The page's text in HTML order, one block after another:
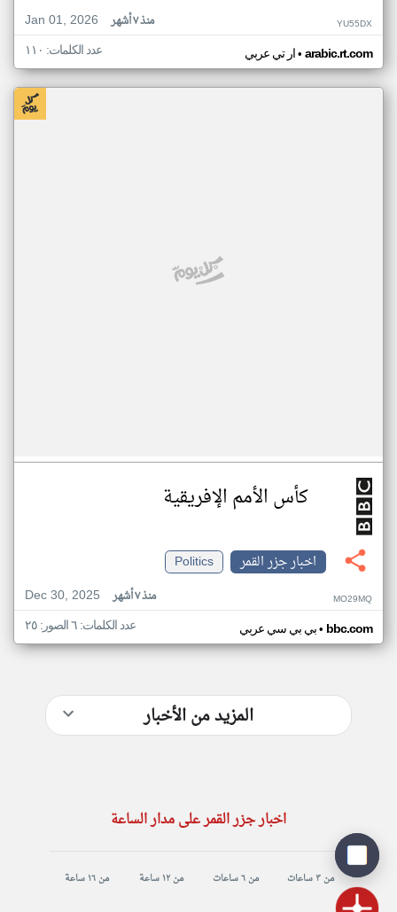
Jan 01, 2026
منذ ٧ أشهر YU55DX
ار تي عربي• arabic.rt.com عدد الكلمات: ١١٠
كأس الأمم الإفريقية
اخبار جزر القمر
Politics
Dec 30, 2025
منذ ٧ أشهر MO29MQ
بي بي سي عربي• bbc.com عدد الكلمات: ٦ الصور: ٢٥
المزيد من الأخبار
اخبار جزر القمر على مدار الساعة
من ٣ ساعات من ٦ ساعات من ١٢ ساعة من ١٦ ساعة